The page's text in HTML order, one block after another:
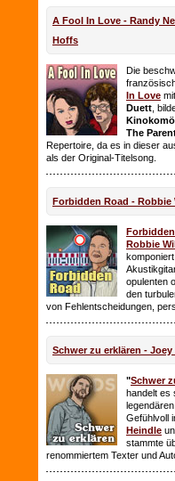
A Fool In Love - Randy
Hoffs
Die
In Love
Duett ,
The
Repertoire, da es in dieser
als der Original-Titelsong.
Forbidden Road - Robbie
Robbie
opulenten
den
von Fehlentscheidungen,
Schwer zu erklären - Joey
"Schwer
handelt es
Gefühlvoll
Heindle
stammte
renommiertem Texter und